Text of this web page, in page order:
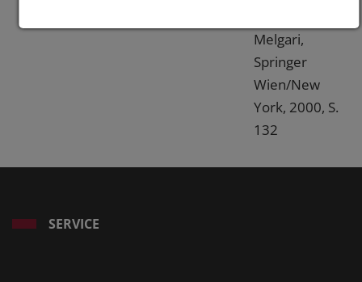
Melgari,
Springer
Wien/New
York, 2000, S.
132
SERVICE